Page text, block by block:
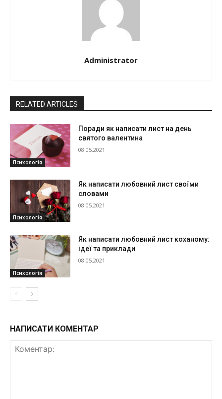
Administrator
RELATED ARTICLES
Психологія
Поради як написати лист на день
святого валентина
08.05.2021
Психологія
Як написати любовний лист своїми
словами
08.05.2021
Психологія
Як написати любовний лист коханому:
ідеї та приклади
08.05.2021
НАПИСАТИ КОМЕНТАР